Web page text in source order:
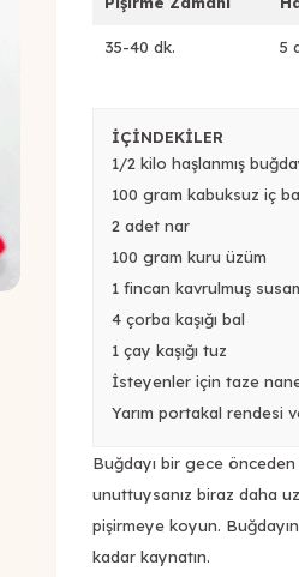
35-40 dk. 5
İÇİNDEKİLER
1/2 kilo haşlanmış
100 gram kabuksuz iç
2 adet nar
100 gram kuru üzüm
1 fincan kavrulmuş
4 çorba kaşığı bal
1 çay kaşığı tuz
İsteyenler için taze
Yarım portakal rendesi
Buğdayı bir gece önceden
unuttuysanız biraz daha
pişirmeye koyun.
kadar kaynatın.